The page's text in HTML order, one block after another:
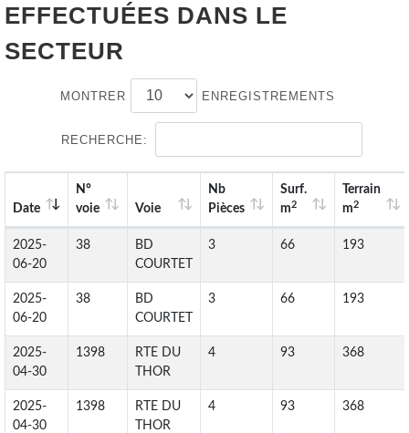
EFFECTUÉES DANS LE
SECTEUR
MONTRER ENREGISTREMENTS
RECHERCHE:
Date
N°
voie
Voie
Nb
Pièces
Surf.
m2
Terrain
m2
2025-
06-20
38
BD
COURTET
3 66 193
2025-
06-20
38
BD
COURTET
3 66 193
2025-
04-30
1398
RTE DU
THOR
4 93 368
2025-
04-30
1398
RTE DU
THOR
4 93 368